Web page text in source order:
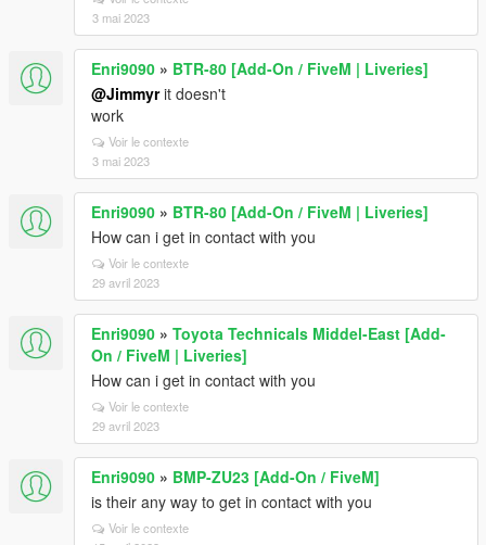
3 mai 2023
Enri9090 » BTR-80 [Add-On / FiveM | Liveries]
@Jimmyrit doesn't
work
Voir le contexte
3 mai 2023
Enri9090 » BTR-80 [Add-On / FiveM | Liveries]
How can i get in contact with you
Voir le contexte
29 avril 2023
Enri9090 » Toyota Technicals Middel-East [Add-
On / FiveM | Liveries]
How can i get in contact with you
Voir le contexte
29 avril 2023
Enri9090 » BMP-ZU23 [Add-On / FiveM]
is their any way to get in contact with you
Voir le contexte